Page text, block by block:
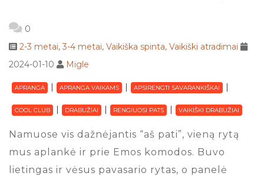
0
2-3 metai, 3-4 metai, Vaikiška spinta, Vaikiški atradimai
2024-01-10
Migle
APRANGA APRANGA VAIKAMS APSIRENGTI SAVARANKIŠKAI
COOL CLUB DRABUŽIAI RENGIUOSI PATS VAIKIŠKI DRABUŽIAI
Namuose vis dažnėjantis “aš pati”, vieną rytą
mus aplankė ir prie Emos komodos. Buvo
lietingas ir vėsus pavasario rytas, o panelė